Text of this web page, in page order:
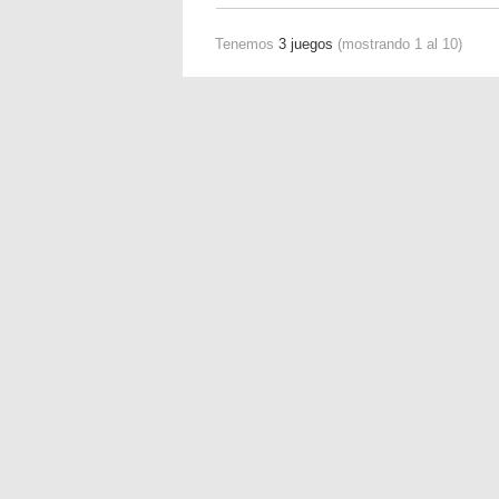
Tenemos 3 juegos (mostrando 1 al 10)